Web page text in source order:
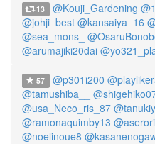
13 @Kouji_Gardening
@johji_best @kansaiya_16
@sea_mons_
@arumajiki20dai
57 @p301i200
@tamushiba__
@usa_Neco_ris_87
@ramonaquimby13 @aserori_
@noelinoue8